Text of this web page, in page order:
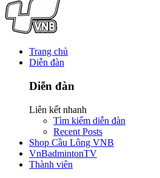
Trang chủ
Diễn đàn
Diễn đàn
Liên kết nhanh
Tìm kiếm diễn đàn
Recent Posts
Shop Cầu Lông VNB
VnBadmintonTV
Thành viên